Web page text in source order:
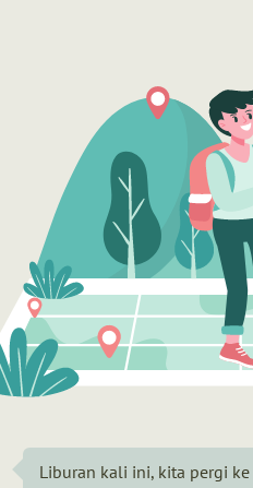
Liburan kali ini, kita pergi ke